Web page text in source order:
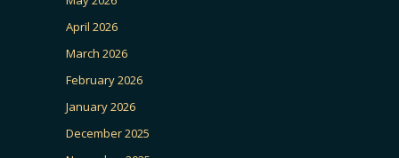
April 2026
March 2026
February 2026
January 2026
December 2025